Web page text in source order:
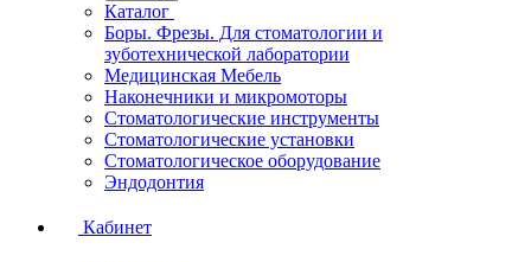
Каталог
Боры. Фрезы. Для стоматологии и
зуботехнической лаборатории
Медицинская Мебель
Наконечники и микромоторы
Стоматологические инструменты
Стоматологические установки
Стоматологическое оборудование
Эндодонтия
Кабинет